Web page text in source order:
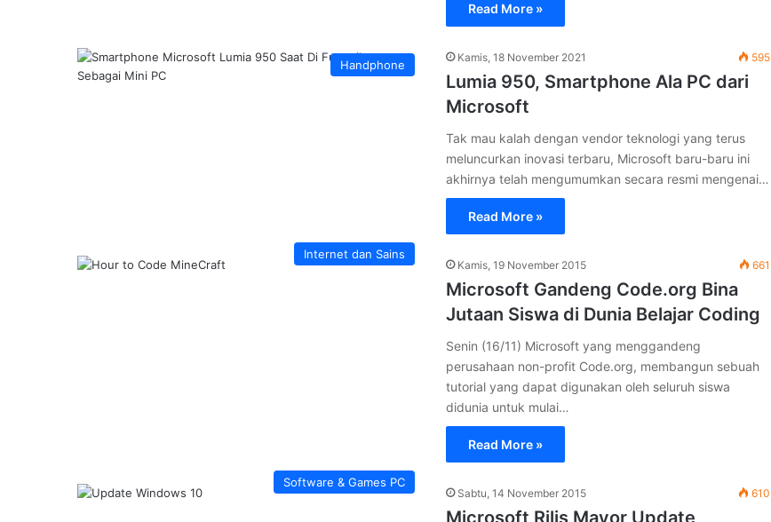
Read More »
Handphone
Kamis, 18 November 2021 595
Lumia 950, Smartphone Ala PC dari
Microsoft
Tak mau kalah dengan vendor teknologi yang terus
meluncurkan inovasi terbaru, Microsoft baru-baru ini
akhirnya telah mengumumkan secara resmi mengenai…
Read More »
Internet dan Sains
Kamis, 19 November 2015 661
Microsoft Gandeng Code.org Bina
Jutaan Siswa di Dunia Belajar Coding
Senin (16/11) Microsoft yang menggandeng
perusahaan non-profit Code.org, membangun sebuah
tutorial yang dapat digunakan oleh seluruh siswa
didunia untuk mulai…
Read More »
Software & Games PC
Sabtu, 14 November 2015 610
Microsoft Rilis Mayor Update